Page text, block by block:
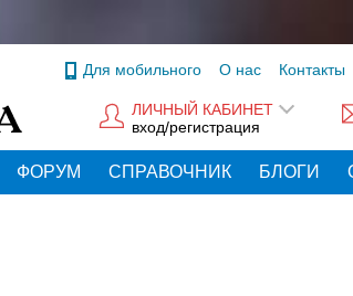
Для мобильного О нас Контакты
ЛИЧНЫЙ КАБИНЕТ
вход/регистрация
ФОРУМ СПРАВОЧНИК БЛОГИ